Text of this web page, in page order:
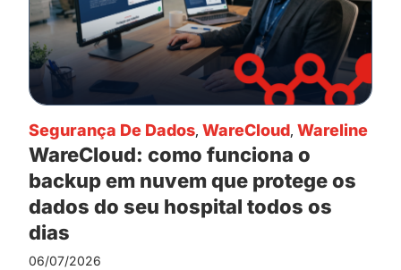
Segurança De Dados, WareCloud, Wareline
WareCloud: como funciona o
backup em nuvem que protege os
dados do seu hospital todos os
dias
06/07/2026